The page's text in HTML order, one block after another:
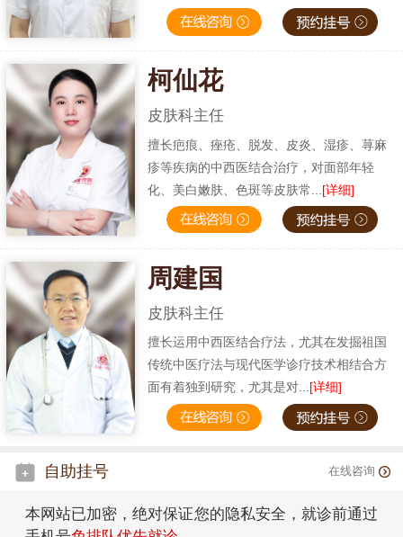
柯仙花
皮肤科主任
擅长疤痕、痤疮、脱发、皮炎、湿疹、荨麻
疹等疾病的中西医结合治疗，对面部年轻
化、美白嫩肤、色斑等皮肤常... [详细]
周建国
皮肤科主任
擅长运用中西医结合疗法，尤其在发掘祖国
传统中医疗法与现代医学诊疗技术相结合方
面有着独到研究，尤其是对...[详细]
自助挂号 在线咨询
本网站已加密，绝对保证您的隐私安全，就诊前通过